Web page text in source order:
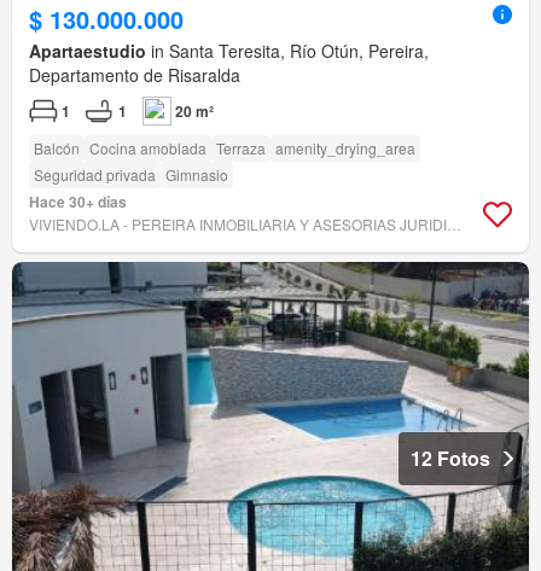
$ 130.000.000
Apartaestudio in Santa Teresita, Río Otún, Pereira,
Departamento de Risaralda
1 1 20 m²
Balcón Cocina amoblada Terraza amenity_drying_area
Seguridad privada Gimnasio
Hace 30+ días
12 Fotos